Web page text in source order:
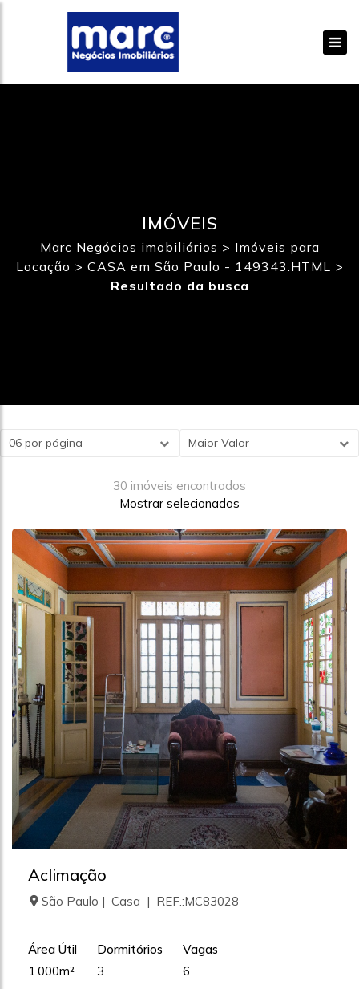
IMÓVEIS
Marc Negócios imobiliários > Imóveis para
Locação > CASA em São Paulo - 149343.HTML >
Resultado da busca
Maior Valor
06 por página
30 imóveis encontrados
Mostrar selecionados
Aclimação
São Paulo | Casa | REF.:MC83028
Área Útil
1.000m²
Dormitórios
3
Vagas
6